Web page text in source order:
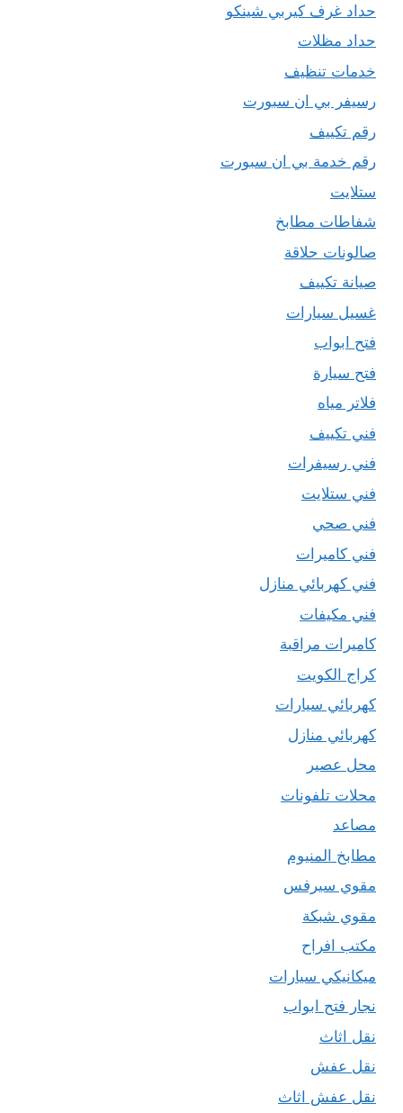
حداد غرف كيربي شينكو
حداد مظلات
خدمات تنظيف
رسيفر بي ان سبورت
رقم تكييف
رقم خدمة بي ان سبورت
ستلايت
شفاطات مطابخ
صالونات حلاقة
صيانة تكييف
غسيل سيارات
فتح ابواب
فتح سيارة
فلاتر مياه
فني تكييف
فني رسيفرات
فني ستلايت
فني صحي
فني كاميرات
فني كهربائي منازل
فني مكيفات
كاميرات مراقبة
كراج الكويت
كهربائي سيارات
كهربائي منازل
محل عصير
محلات تلفونات
مصاعد
مطابخ المنيوم
مقوي سيرفس
مقوي شبكة
مكتب افراح
ميكانيكي سيارات
نجار فتح ابواب
نقل اثاث
نقل عفش
نقل عفش اثاث